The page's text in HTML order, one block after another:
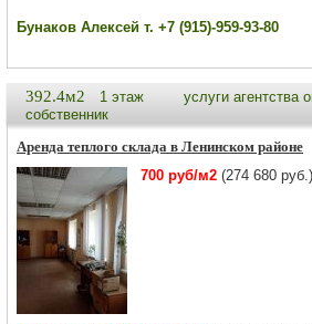
Бунаков Алексей т. +7 (915)-959-93-80
392.4м2 1 этаж
услуги агентства
собственник
Аренда теплого склада в Ленинском районе
700 руб/м2 (274 680 руб.)